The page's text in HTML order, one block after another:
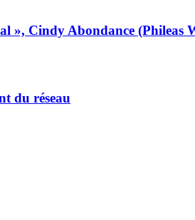
», Cindy Abondance (Phileas
du réseau